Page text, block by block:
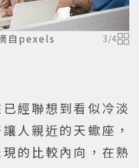
自pexels 3/4
經聯想到看似冷淡
人親近的天蠍座，
的比較內向，在熟